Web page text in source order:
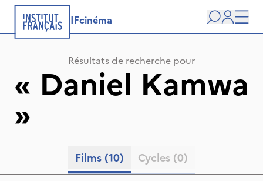
IFcinéma
user
Résultats de recherche pour
« Daniel Kamwa
»
Films (10) Cycles (0)